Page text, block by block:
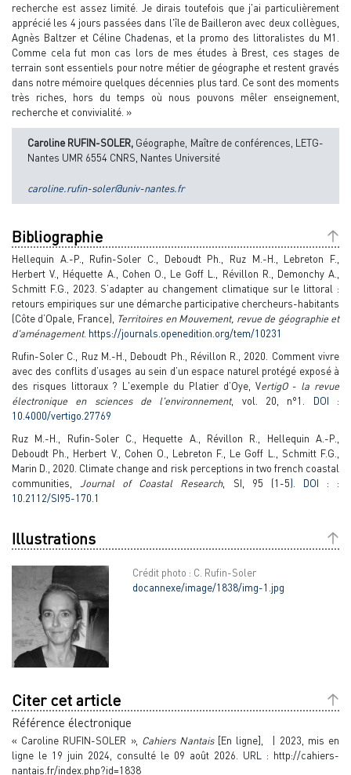
recherche est assez limité. Je dirais toutefois que j'ai particulièrement
apprécié les 4 jours passées dans l'île de Bailleron avec deux collègues,
Agnès Baltzer et Céline Chadenas, et la promo des littoralistes du M1.
Comme cela fut mon cas lors de mes études à Brest, ces stages de
terrain sont essentiels pour notre métier de géographe et restent gravés
dans notre mémoire quelques décennies plus tard. Ce sont des moments
très riches, hors du temps où nous pouvons mêler enseignement,
recherche et convivialité. »
Caroline RUFIN-SOLER, Géographe, Maître de conférences, LETG-
Nantes UMR 6554 CNRS, Nantes Université
caroline.rufin-soler@univ-nantes.fr
Bibliographie
Hellequin A.-P., Rufin-Soler C., Deboudt Ph., Ruz M.-H., Lebreton F.,
Herbert V., Héquette A., Cohen O., Le Goff L., Révillon R., Demonchy A.,
Schmitt F.G., 2023. S’adapter au changement climatique sur le littoral :
retours empiriques sur une démarche participative chercheurs-habitants
(Côte d’Opale, France), Territoires en Mouvement, revue de géographie et
d'aménagement. https://journals.openedition.org/tem/10231
Rufin-Soler C., Ruz M.-H., Deboudt Ph., Révillon R., 2020. Comment vivre
avec des conflits d’usages au sein d’un espace naturel protégé exposé à
des risques littoraux ? L'exemple du Platier d’Oye, VertigO - la revue
électronique en sciences de l'environnement, vol. 20, n°1. DOI :
10.4000/vertigo.27769
Ruz M.-H., Rufin-Soler C., Hequette A., Révillon R., Hellequin A.-P.,
Deboudt Ph., Herbert V., Cohen O., Lebreton F., Le Goff L., Schmitt F.G.,
Marin D., 2020. Climate change and risk perceptions in two french coastal
communities, Journal of Coastal Research, SI, 95 (1-5). DOI : :
10.2112/SI95-170.1
Illustrations
Crédit photo : C. Rufin-Soler
docannexe/image/1838/img-1.jpg
Citer cet article
Référence électronique
« Caroline RUFIN-SOLER », Cahiers Nantais[En ligne], | 2023, mis en
ligne le 19 juin 2024, consulté le 09 août 2026. URL : http://cahiers-
nantais.fr/index.php?id=1838